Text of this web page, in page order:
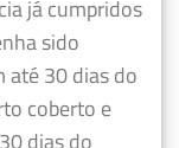
já cumpridos
sido
até 30 dias do
coberto e
dias do